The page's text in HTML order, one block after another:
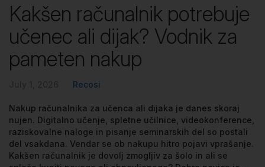
Kakšen računalnik potrebuje
učenec ali dijak? Vodnik za
pameten nakup
Recosi
Nakup računalnika za učenca ali dijaka je danes skoraj
nujen. Digitalno učenje, spletne učilnice, videokonference,
raziskovalne naloge in pisanje seminarskih del so postali
del vsakdana. Vendar se ob nakupu hitro pojavi vprašanje.
Kakšen računalnik je dovolj zmogljiv za šolo in ali se